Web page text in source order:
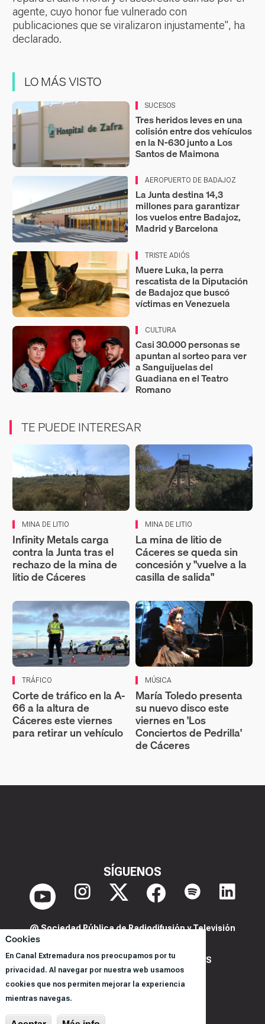
Cookies
En Canal Extremadura nos preocupamos por tu
privacidad. Al navegar por nuestra web usamoos
cookies que nos permiten mejorar la experiencia
mientras navegas.
agente, cuyo honor fue vulnerado con
publicaciones que se viralizaron injustamente", ha
declarado.
LO MÁS VISTO
SUCESOS
Tres heridos leves en una
colisión entre dos vehículos
en la N-630 junto a Los
Santos de Maimona
AEROPUERTO DE BADAJOZ
La Junta destina 14,3
millones para garantizar
los vuelos entre Badajoz,
Madrid y Barcelona
TRISTE ADIÓS
Muere Luka, la perra
rescatista de la Diputación
de Badajoz que buscó
víctimas en Venezuela
CULTURA
Casi 30.000 personas se
apuntan al sorteo para ver
a Sanguijuelas del
Guadiana en el Teatro
Romano
TE PUEDE INTERESAR
MINA DE LITIO
Infinity Metals carga
contra la Junta tras el
rechazo de la mina de
litio de Cáceres
MINA DE LITIO
La mina de litio de
Cáceres se queda sin
concesión y "vuelve a la
casilla de salida"
TRÁFICO
Corte de tráfico en la A-
66 a la altura de
Cáceres este viernes
para retirar un vehículo
MÚSICA
María Toledo presenta
su nuevo disco este
viernes en 'Los
Conciertos de Pedrilla'
de Cáceres
SÍGUENOS
@ Sociedad Pública de Radiodifusión y Televisión
POLITICA DE PRIVACIDAD Y COOKIES